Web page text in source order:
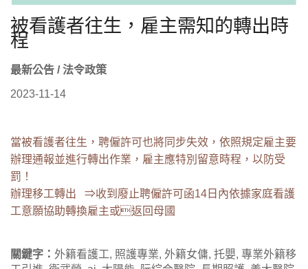
被看護者往生，雇主需知的轉出時
程
最新公告 / 法令政策
2023-11-14
當被看護者往生，聘僱許可也將同步失效，依照規定雇主要
辦理通報並進行轉出作業，雇主應特別留意時程，以防受
罰！
辦理移工轉出 ⇒收到廢止聘僱許可函14日內依據家庭看護
工意願協助轉換雇主或返回母國
關鍵字： 外籍看護工, 照護專業, 外籍女傭, 托嬰, 專業外籍移